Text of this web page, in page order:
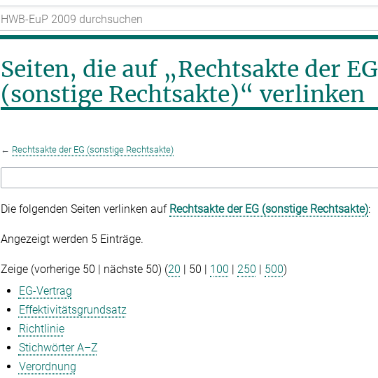
Seiten, die auf „Rechtsakte der EG
(sonstige Rechtsakte)“ verlinken
← Rechtsakte der EG (sonstige Rechtsakte)
Die folgenden Seiten verlinken auf Rechtsakte der EG (sonstige Rechtsakte):
Angezeigt werden 5 Einträge.
Zeige (vorherige 50 | nächste 50) (20 | 50 | 100 | 250 | 500)
EG-Vertrag
Effektivitätsgrundsatz
Richtlinie
Stichwörter A–Z
Verordnung